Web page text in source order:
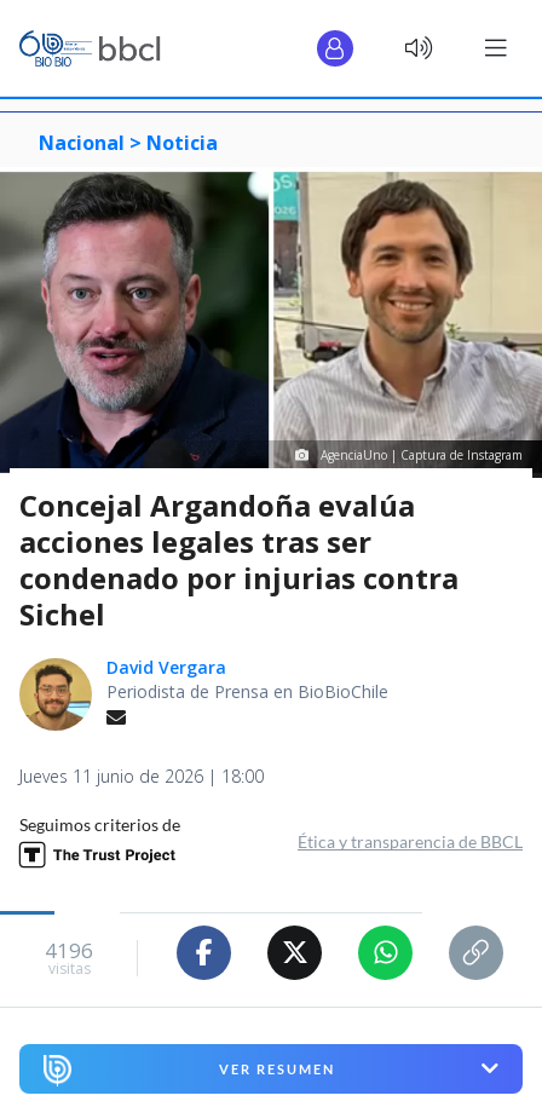
Nacional > Noticia
AgenciaUno | Captura de Instagram
Concejal Argandoña evalúa
acciones legales tras ser
condenado por injurias contra
Sichel
David Vergara
Periodista de Prensa en BioBioChile
Jueves 11 junio de 2026 | 18:00
Seguimos criterios de
Ética y transparencia de BBCL
4196
visitas
VER RESUMEN